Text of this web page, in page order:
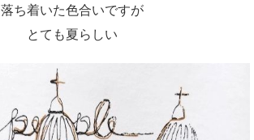
落ち着いた色合いですが
とても夏らしい